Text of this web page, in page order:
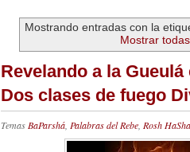
Mostrando entradas con la
Mostrar
Revelando a la
Dos clases de fuego
Temas BaParshá Palabras del Rebe Rosh